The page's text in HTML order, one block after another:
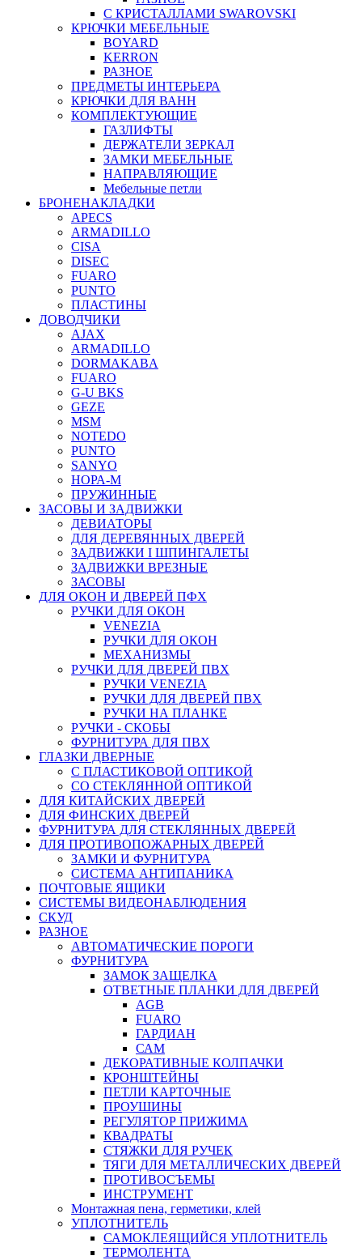
С КРИСТАЛЛАМИ SWAROVSKI
КРЮЧКИ МЕБЕЛЬНЫЕ
BOYARD
KERRON
РАЗНОЕ
ПРЕДМЕТЫ ИНТЕРЬЕРА
КРЮЧКИ ДЛЯ ВАНН
КОМПЛЕКТУЮЩИЕ
ГАЗЛИФТЫ
ДЕРЖАТЕЛИ ЗЕРКАЛ
ЗАМКИ МЕБЕЛЬНЫЕ
НАПРАВЛЯЮЩИЕ
Мебельные петли
БРОНЕНАКЛАДКИ
APECS
ARMADILLO
CISA
DISEC
FUARO
PUNTO
ПЛАСТИНЫ
ДОВОДЧИКИ
AJAX
ARMADILLO
DORMAKABA
FUARO
G-U BKS
GEZE
MSM
NOTEDO
PUNTO
SANYO
НОРА-М
ПРУЖИННЫЕ
ЗАСОВЫ И ЗАДВИЖКИ
ДЕВИАТОРЫ
ДЛЯ ДЕРЕВЯННЫХ ДВЕРЕЙ
ЗАДВИЖКИ I ШПИНГАЛЕТЫ
ЗАДВИЖКИ ВРЕЗНЫЕ
ЗАСОВЫ
ДЛЯ ОКОН И ДВЕРЕЙ ПФХ
РУЧКИ ДЛЯ ОКОН
VENEZIA
РУЧКИ ДЛЯ ОКОН
МЕХАНИЗМЫ
РУЧКИ ДЛЯ ДВЕРЕЙ ПВХ
РУЧКИ VENEZIA
РУЧКИ ДЛЯ ДВЕРЕЙ ПВХ
РУЧКИ НА ПЛАНКЕ
РУЧКИ - СКОБЫ
ФУРНИТУРА ДЛЯ ПВХ
ГЛАЗКИ ДВЕРНЫЕ
С ПЛАСТИКОВОЙ ОПТИКОЙ
СО СТЕКЛЯННОЙ ОПТИКОЙ
ДЛЯ КИТАЙСКИХ ДВЕРЕЙ
ДЛЯ ФИНСКИХ ДВЕРЕЙ
ФУРНИТУРА ДЛЯ СТЕКЛЯННЫХ ДВЕРЕЙ
ДЛЯ ПРОТИВОПОЖАРНЫХ ДВЕРЕЙ
ЗАМКИ И ФУРНИТУРА
СИСТЕМА АНТИПАНИКА
ПОЧТОВЫЕ ЯЩИКИ
СИСТЕМЫ ВИДЕОНАБЛЮДЕНИЯ
СКУД
РАЗНОЕ
АВТОМАТИЧЕСКИЕ ПОРОГИ
ФУРНИТУРА
ЗАМОК ЗАЩЕЛКА
ОТВЕТНЫЕ ПЛАНКИ ДЛЯ ДВЕРЕЙ
AGB
FUARO
ГАРДИАН
САМ
ДЕКОРАТИВНЫЕ КОЛПАЧКИ
КРОНШТЕЙНЫ
ПЕТЛИ КАРТОЧНЫЕ
ПРОУШИНЫ
РЕГУЛЯТОР ПРИЖИМА
КВАДРАТЫ
СТЯЖКИ ДЛЯ РУЧЕК
ТЯГИ ДЛЯ МЕТАЛЛИЧЕСКИХ ДВЕРЕЙ
ПРОТИВОСЪЕМЫ
ИНСТРУМЕНТ
Монтажная пена, герметики, клей
УПЛОТНИТЕЛЬ
САМОКЛЕЯЩИЙСЯ УПЛОТНИТЕЛЬ
ТЕРМОЛЕНТА